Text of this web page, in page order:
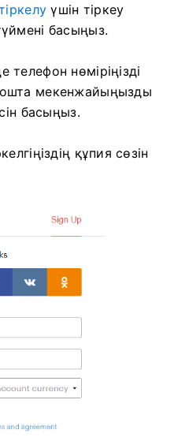
үшін тіркеу
басыңыз.
нөміріңізді
мекенжайыңызды
басыңыз.
құпия сөзін